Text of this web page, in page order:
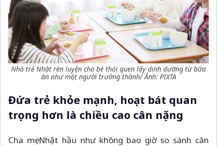
Nhà trẻ Nhật rèn luyện cho bé thói quen lấy dinh dưỡng từ bữa
ăn như một người trưởng thành/ Ảnh: PIXTA
Đứa trẻ khỏe mạnh, hoạt bát quan
trọng hơn là chiều cao cân nặng
Cha mẹ Nhật hầu như không bao giờ so sánh cân